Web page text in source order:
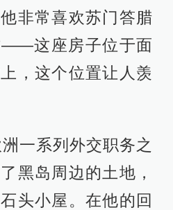
非常喜欢苏门答腊
——这座房子位于面
，这个位置让人羡
一系列外交职务之
黑岛周边的土地，
头小屋。在他的回